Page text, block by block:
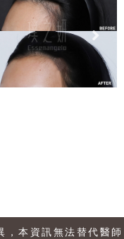
，本資訊無法替代醫師